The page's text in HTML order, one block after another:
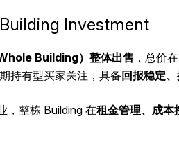
Investment
Building）整体出售 ，总价在
持有型买家关注，具备 回报稳定
，整栋 Building 在租金管理、成本